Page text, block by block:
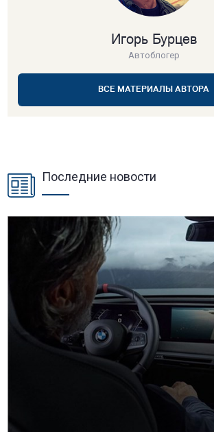
Игорь Бурцев
Автоблогер
ВСЕ МАТЕРИАЛЫ АВТОРА
Последние новости